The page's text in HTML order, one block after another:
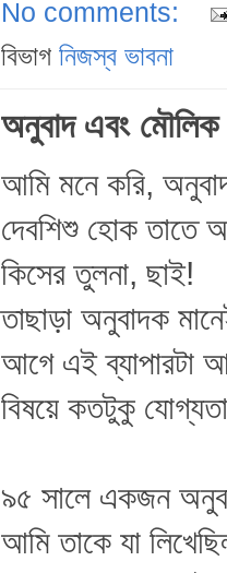
No comments:
বিভাগনিজস্ব ভাবনা
অনুবাদ এবং মৌলিক
আমি মনে করি,
দেবশিশু হোক তাতে
কিসের তুলনা, ছাই!
তাছাড়া অনুবাদক
আগে এই ব্যাপারটা
বিষয়ে কতটুকু
৯৫ সালে একজন
আমি তাকে যা